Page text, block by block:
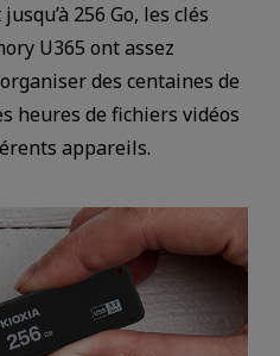
256 Go, les clés
U365 ont assez
des centaines de
heures de fichiers vidéos
appareils.